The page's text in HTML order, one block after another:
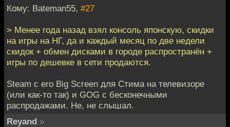
Кому: Bateman55, #27
> Менее года назад взял консоль японскую, скидки
на игры на НГ, да и каждый месяц по две недели
скидок + обмен дисками в городе распространён +
игры по дешевке в сети продаются.
Steam с его Big Screen для Стима на телевизоре
(или как-то так) и GOG с бесконечными
распродажами. Не, не слышал.
Reyand »